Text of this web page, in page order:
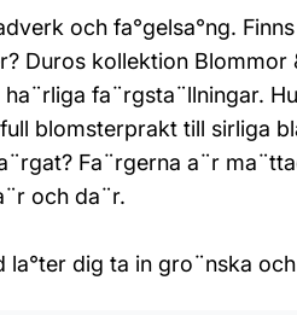
och fa°gelsa°ng.
Duros kollektion
fa¨rgsta¨llningar.
blomsterprakt till sirliga
Fa¨rgerna a¨r
och da¨r.
la°ter dig ta in gro¨nska